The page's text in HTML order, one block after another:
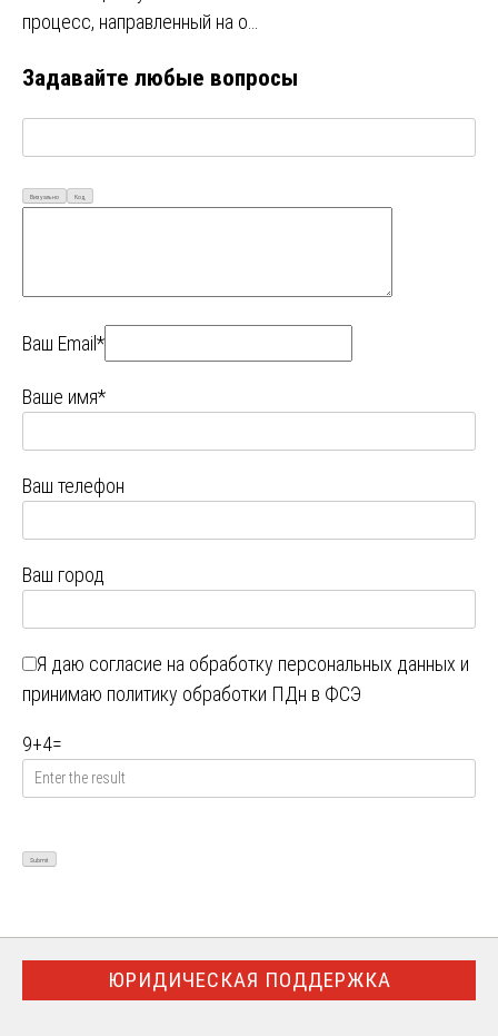
процесс, направленный на о…
Задавайте любые вопросы
Визуально Код
Ваш Email*
Ваше имя*
Ваш телефон
Ваш город
Я даю согласие на обработку персональных данных и
принимаю политику обработки ПДн в ФСЭ
9+4=
ЮРИДИЧЕСКАЯ ПОДДЕРЖКА